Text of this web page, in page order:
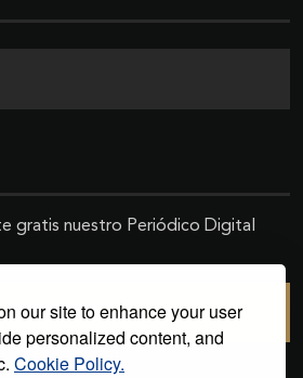
our site to enhance your user
personalized content, and
Cookie Policy.
gratis nuestro Periódico Digital
SUSCRIBIRSE